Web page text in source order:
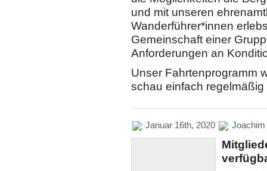
und mit unseren
Wanderführer*innen
Gemeinschaft einer
Anforderungen an
Unser Fahrtenprogramm
schau einfach regelmäßig
Januar 16th, 2020 Joachim